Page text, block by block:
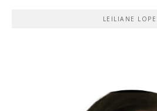
LEILIANE